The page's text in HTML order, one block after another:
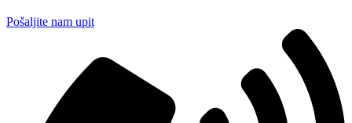
Pošaljite nam upit